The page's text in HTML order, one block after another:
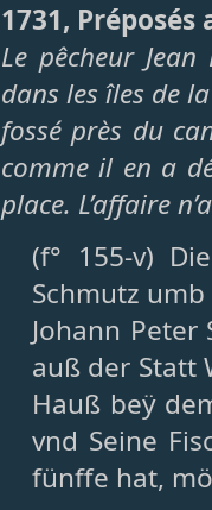
1731,
Le pêcheur
dans les îles de
fossé près du
comme il en a
place. L’affaire
(f° 155-v)
Schmutz
Johann
auß der Statt
Hauß beÿ
vnd Seine
fünffe hat,